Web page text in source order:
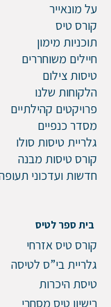
על מונאייר
קורס טיס
תוכניות מימון
חיילים משוחררים
טיסות צילום
הלקוחות שלנו
פרויקטים קהילתיים
מסדר כנפיים
גלריית טיסות סולו
קורס טיסות מבנה
חדשות ועדכוני
בית ספר לטיס
קורס טיס אזרחי
גלריית בי”ס לטיסה
טיסת היכרות
רישיון טיס מסחרי